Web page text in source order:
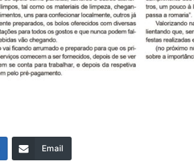
Email